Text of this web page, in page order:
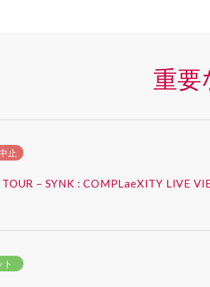
重要
止
– SYNK : COMPLaeXITY LIVE
ト